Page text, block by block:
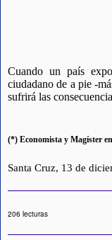
Cuando un país
ciudadano de a pie -
sufrirá las
(*) Economista y Magíster
Santa Cruz, 13 de
206 lecturas